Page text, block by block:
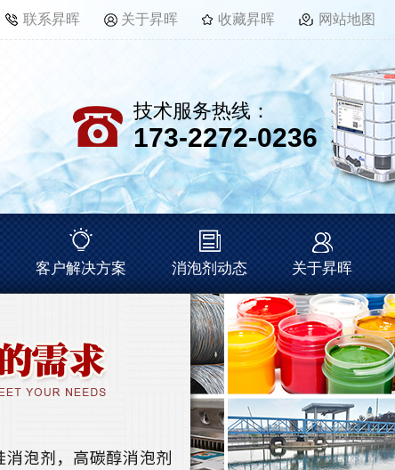
联系昇晖 关于昇晖 收藏昇晖 网站地图
技术服务热线：
173-2272-0236
客户解决方案 消泡剂动态 关于昇晖